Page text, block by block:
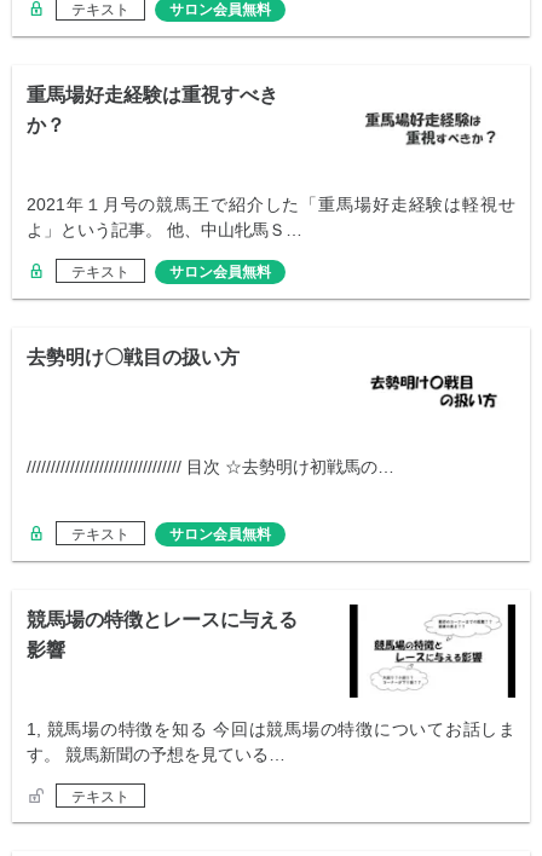
テキスト サロン会員無料
重馬場好走経験は重視すべき
か？
2021年１月号の競馬王で紹介した「重馬場好走経験は軽視せ
よ」という記事。 他、中山牝馬Ｓ…
テキスト サロン会員無料
去勢明け〇戦目の扱い方
//////////////////////////////// 目次 ☆去勢明け初戦馬の…
テキスト サロン会員無料
競馬場の特徴とレースに与える
影響
1, 競馬場の特徴を知る 今回は競馬場の特徴についてお話しま
す。 競馬新聞の予想を見ている…
テキスト